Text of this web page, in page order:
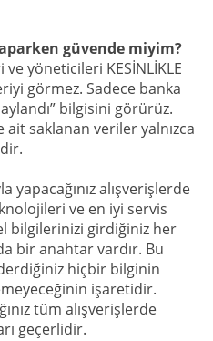
güvende miyim?
yöneticileri KESİNLİKLE
görmez. Sadece banka
bilgisini görürüz.
ait saklanan veriler yalnızca
yapacağınız alışverişlerde
ve en iyi servis
bilgilerinizi girdiğiniz her
bir anahtar vardır. Bu
hiçbir bilginin
işaretidir.
tüm alışverişlerde
geçerlidir.